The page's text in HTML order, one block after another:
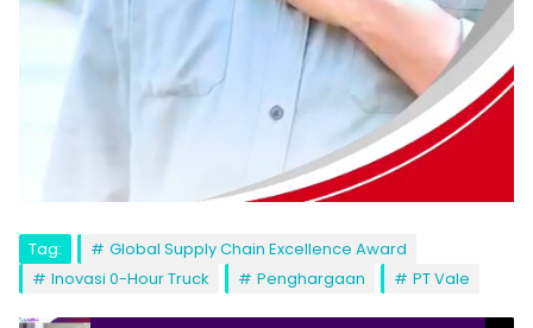
Tag:
Global Supply Chain Excellence Award
Inovasi 0-Hour Truck
Penghargaan PT Vale